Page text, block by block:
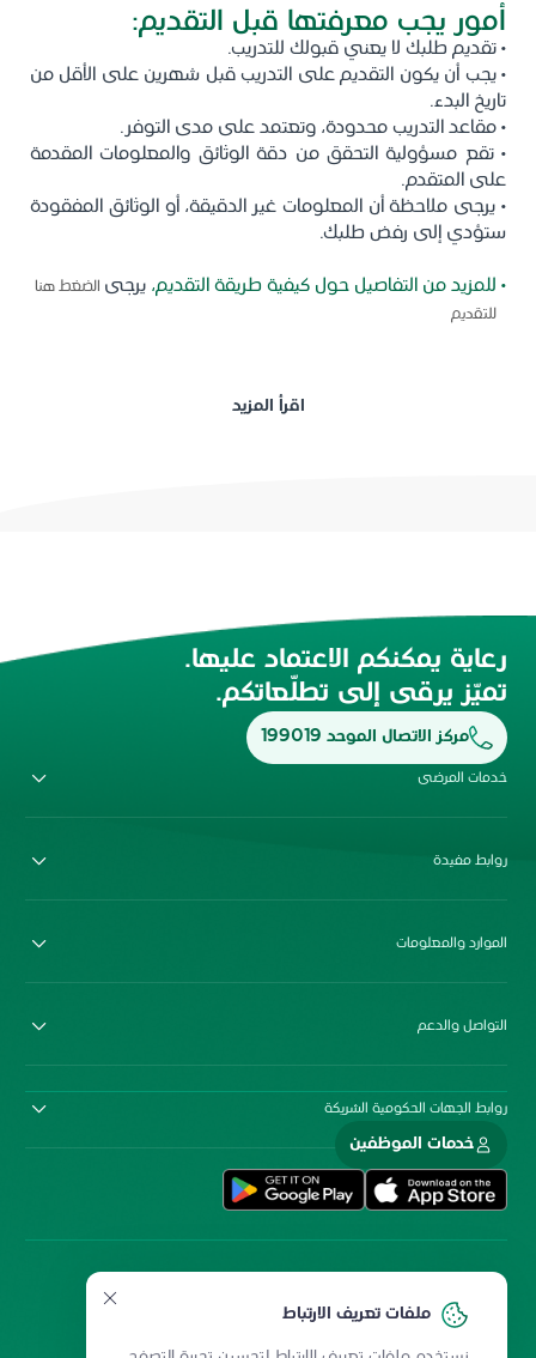
ملفات تعريف الارتباط
أمور يجب معرفتها قبل التقديم:
• تقديم طلبك لا يعني قبولك للتدريب.
• يجب أن يكون التقديم على التدريب قبل شهرين على الأقل من
تاريخ البدء.
• مقاعد التدريب محدودة، وتعتمد على مدى التوفر.
• تقع مسؤولية التحقق من دقة الوثائق والمعلومات المقدمة
على المتقدم.
• يرجى ملاحظة أن المعلومات غير الدقيقة، أو الوثائق المفقودة
ستؤدي إلى رفض طلبك.
• للمزيد من التفاصيل حول كيفية طريقة التقديم، يرجى الضغط هنا
للتقديم
اقرأ المزيد
رعاية يمكنكم الاعتماد عليها.
تميّز يرقى إلى تطلّعاتكم.
مركز الاتصال الموحد 199019
خدمات المرضى
روابط مفيدة
الموارد والمعلومات
التواصل والدعم
روابط الجهات الحكومية الشريكة
خدمات الموظفين